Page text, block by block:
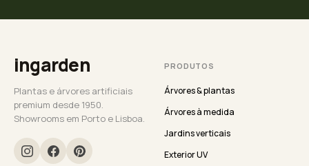
ingarden
Plantas e árvores artificiais
premium desde 1950.
Showrooms em Porto e Lisboa.
PRODUTOS
Árvores & plantas
Árvores à medida
Jardins verticais
Exterior UV